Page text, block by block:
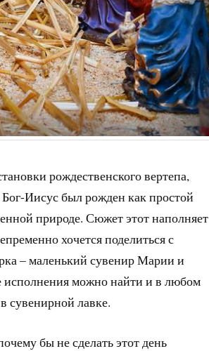
рождественского вертепа,
Иисус был рожден как простой
природе. Сюжет этот наполняет
хочется поделиться с
– маленький сувенир Марии и
исполнения можно найти и в любом
сувенирной лавке.
бы не сделать этот день